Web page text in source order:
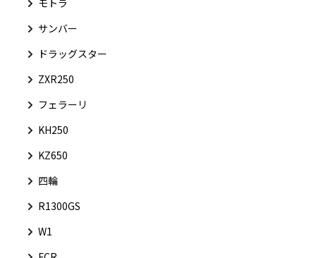
サンバー
ドラッグスター
ZXR250
フェラーリ
KH250
KZ650
四輪
R1300GS
W1